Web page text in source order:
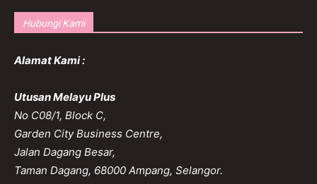
Hubungi Kami
Alamat Kami :
Utusan Melayu Plus
No C08/1, Block C,
Garden City Business Centre,
Jalan Dagang Besar,
Taman Dagang, 68000 Ampang, Selangor.